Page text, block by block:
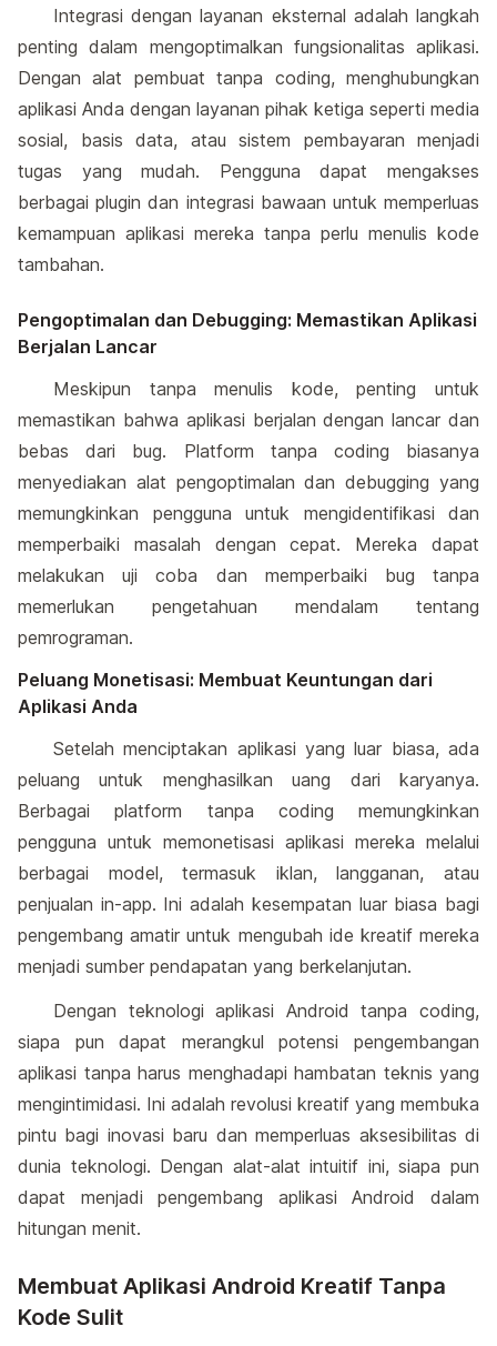
Integrasi dengan layanan eksternal adalah langkah
penting dalam mengoptimalkan fungsionalitas aplikasi.
Dengan alat pembuat tanpa coding, menghubungkan
aplikasi Anda dengan layanan pihak ketiga seperti media
sosial, basis data, atau sistem pembayaran menjadi
tugas yang mudah. Pengguna dapat mengakses
berbagai plugin dan integrasi bawaan untuk memperluas
kemampuan aplikasi mereka tanpa perlu menulis kode
tambahan.
Pengoptimalan dan Debugging: Memastikan Aplikasi
Berjalan Lancar
Meskipun tanpa menulis kode, penting untuk
memastikan bahwa aplikasi berjalan dengan lancar dan
bebas dari bug. Platform tanpa coding biasanya
menyediakan alat pengoptimalan dan debugging yang
memungkinkan pengguna untuk mengidentifikasi dan
memperbaiki masalah dengan cepat. Mereka dapat
melakukan uji coba dan memperbaiki bug tanpa
memerlukan pengetahuan mendalam tentang
pemrograman.
Peluang Monetisasi: Membuat Keuntungan dari
Aplikasi Anda
Setelah menciptakan aplikasi yang luar biasa, ada
peluang untuk menghasilkan uang dari karyanya.
Berbagai platform tanpa coding memungkinkan
pengguna untuk memonetisasi aplikasi mereka melalui
berbagai model, termasuk iklan, langganan, atau
penjualan in-app. Ini adalah kesempatan luar biasa bagi
pengembang amatir untuk mengubah ide kreatif mereka
menjadi sumber pendapatan yang berkelanjutan.
Dengan teknologi aplikasi Android tanpa coding,
siapa pun dapat merangkul potensi pengembangan
aplikasi tanpa harus menghadapi hambatan teknis yang
mengintimidasi. Ini adalah revolusi kreatif yang membuka
pintu bagi inovasi baru dan memperluas aksesibilitas di
dunia teknologi. Dengan alat-alat intuitif ini, siapa pun
dapat menjadi pengembang aplikasi Android dalam
hitungan menit.
Membuat Aplikasi Android Kreatif Tanpa
Kode Sulit